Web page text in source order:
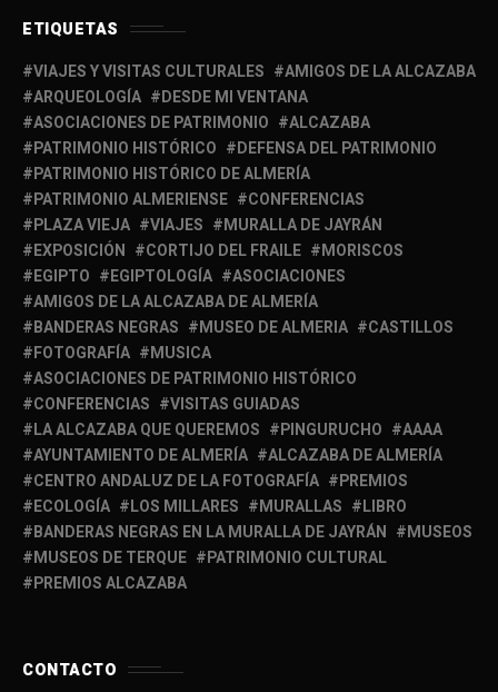
ETIQUETAS
VIAJES Y VISITAS CULTURALES
AMIGOS DE LA ALCAZABA
ARQUEOLOGÍA
DESDE MI VENTANA
ASOCIACIONES DE PATRIMONIO
ALCAZABA
PATRIMONIO HISTÓRICO
DEFENSA DEL PATRIMONIO
PATRIMONIO HISTÓRICO DE ALMERÍA
PATRIMONIO ALMERIENSE
CONFERENCIAS
PLAZA VIEJA
VIAJES
MURALLA DE JAYRÁN
EXPOSICIÓN
CORTIJO DEL FRAILE
MORISCOS
EGIPTO
EGIPTOLOGÍA
ASOCIACIONES
AMIGOS DE LA ALCAZABA DE ALMERÍA
BANDERAS NEGRAS
MUSEO DE ALMERIA
CASTILLOS
FOTOGRAFÍA
MUSICA
ASOCIACIONES DE PATRIMONIO HISTÓRICO
CONFERENCIAS
VISITAS GUIADAS
LA ALCAZABA QUE QUEREMOS
PINGURUCHO
AAAA
AYUNTAMIENTO DE ALMERÍA
ALCAZABA DE ALMERÍA
CENTRO ANDALUZ DE LA FOTOGRAFÍA
PREMIOS
ECOLOGÍA
LOS MILLARES MURALLAS
LIBRO
BANDERAS NEGRAS EN LA MURALLA DE JAYRÁN
MUSEOS
MUSEOS DE TERQUE
PATRIMONIO CULTURAL
PREMIOS ALCAZABA
CONTACTO